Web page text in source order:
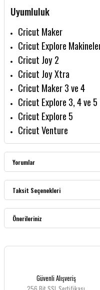
Uyumluluk
Cricut Maker
Cricut Explore
Cricut Joy 2
Cricut Joy Xtra
Cricut Maker 3 ve 4
Cricut Explore 3, 4 ve 5
Cricut Explore 5
Cricut Venture
Yorumlar
Bu ürüne
Taksit Seçenekleri
Önerileriniz
Bu ürünün fiyat bilgisi, resim, ürün
Güvenli Alışveriş